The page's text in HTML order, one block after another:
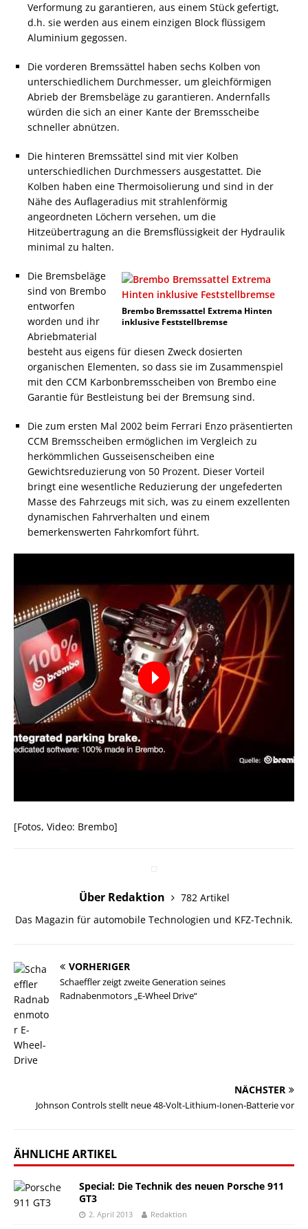
Verformung zu garantieren, aus einem Stück gefertigt,
d.h. sie werden aus einem einzigen Block flüssigem
Aluminium gegossen.
Die vorderen Bremssättel haben sechs Kolben von
unterschiedlichem Durchmesser, um gleichförmigen
Abrieb der Bremsbeläge zu garantieren. Andernfalls
würden die sich an einer Kante der Bremsscheibe
schneller abnützen.
Die hinteren Bremssättel sind mit vier Kolben
unterschiedlichen Durchmessers ausgestattet. Die
Kolben haben eine Thermoisolierung und sind in der
Nähe des Auflageradius mit strahlenförmig
angeordneten Löchern versehen, um die
Hitzeübertragung an die Bremsflüssigkeit der Hydraulik
minimal zu halten.
Brembo Bremssattel Extrema Hinten
inklusive Feststellbremse
Die Bremsbeläge
sind von Brembo
entworfen
worden und ihr
Abriebmaterial
besteht aus eigens für diesen Zweck dosierten
organischen Elementen, so dass sie im Zusammenspiel
mit den CCM Karbonbremsscheiben von Brembo eine
Garantie für Bestleistung bei der Bremsung sind.
Die zum ersten Mal 2002 beim Ferrari Enzo präsentierten
CCM Bremsscheiben ermöglichen im Vergleich zu
herkömmlichen Gusseisenscheiben eine
Gewichtsreduzierung von 50 Prozent. Dieser Vorteil
bringt eine wesentliche Reduzierung der ungefederten
Masse des Fahrzeugs mit sich, was zu einem exzellenten
dynamischen Fahrverhalten und einem
bemerkenswerten Fahrkomfort führt.
[Fotos, Video: Brembo]
Über Redaktion
782 Artikel
Das Magazin für automobile Technologien und KFZ-Technik.
VORHERIGER
Schaeffler zeigt zweite Generation seines
Radnabenmotors „E-Wheel Drive“
NÄCHSTER
Johnson Controls stellt neue 48-Volt-Lithium-Ionen-Batterie vor
ÄHNLICHE ARTIKEL
Special: Die Technik des neuen Porsche 911
GT3
2. April 2013 Redaktion